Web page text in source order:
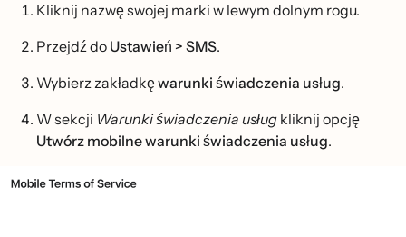
Kliknij nazwę swojej marki w lewym dolnym rogu.
Przejdź do Ustawień > SMS.
Wybierz zakładkęwarunki świadczenia usług.
W sekcji Warunki świadczenia usług kliknij opcję
Utwórz mobilne warunki świadczenia usług.